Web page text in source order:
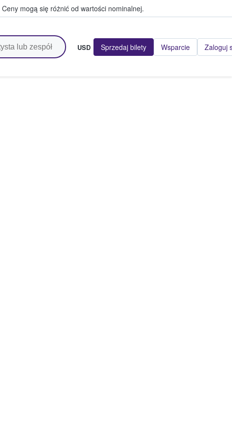
Ceny mogą się różnić od wartości nominalnej.
USD Sprzedaj bilety Wsparcie Zaloguj